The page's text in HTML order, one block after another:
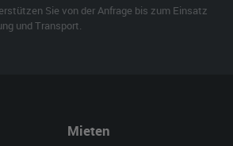
Sie von der Anfrage bis zum Einsatz
und Transport.
Mieten